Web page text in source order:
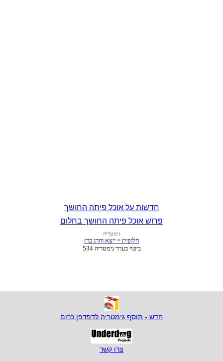
חדשות על אוכל פיתה החושך
פרוש אוכל פיתה החושך בחלום
חדש - תוסף גימטריה לדפדפן כרום
צרו קשר